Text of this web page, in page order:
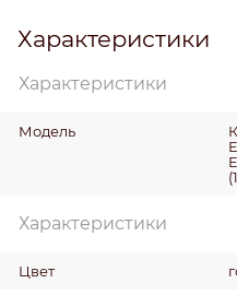
Характеристики
Характеристики
Модель
Характеристики
Цвет